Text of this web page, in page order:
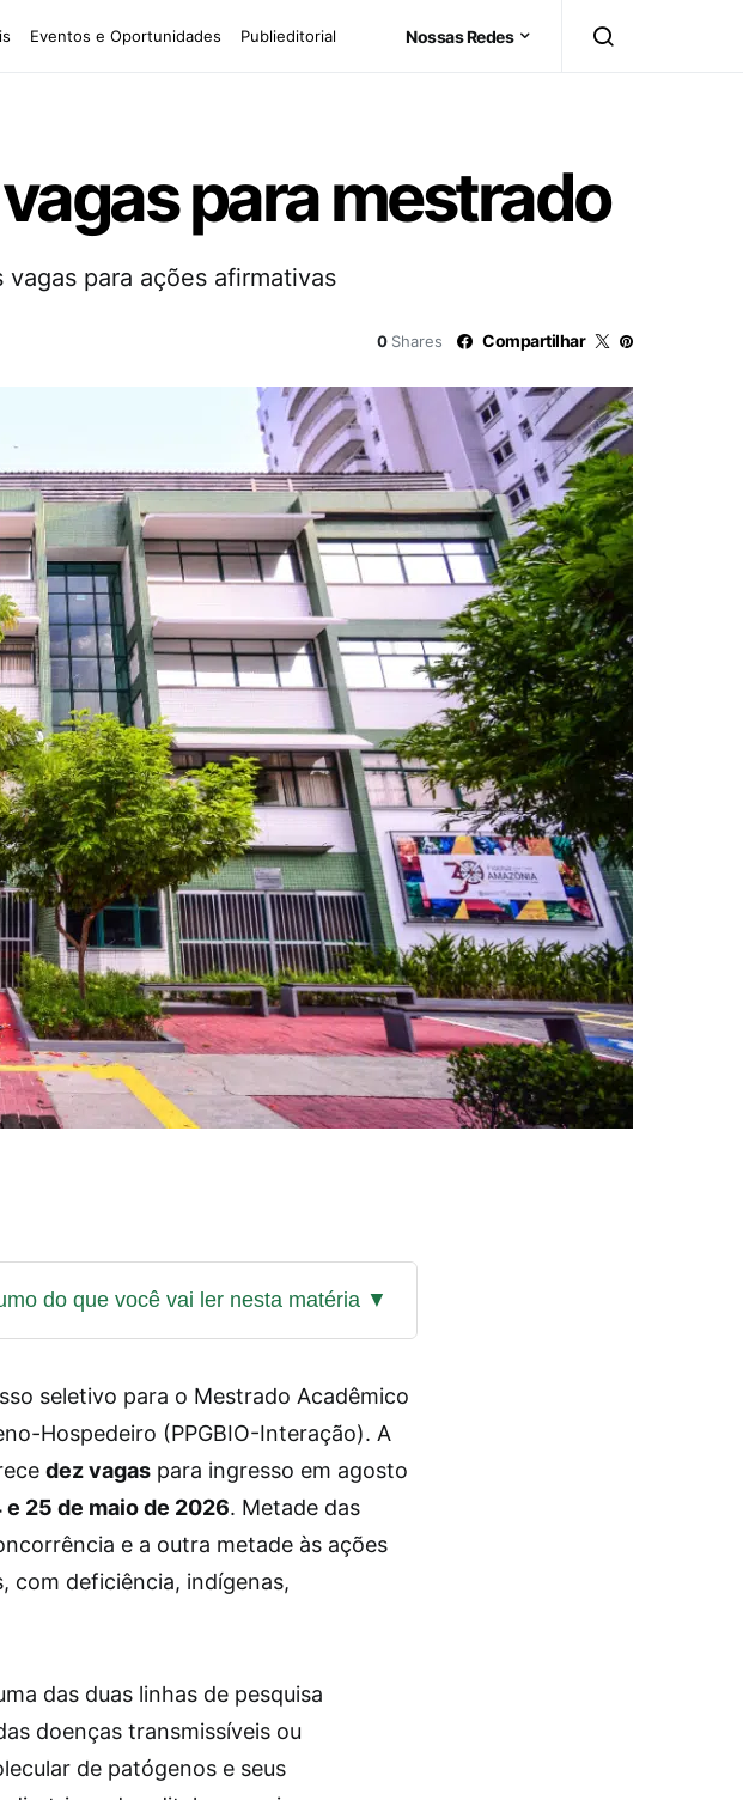
Eventos e Oportunidades Publieditorial Nossas Redes
para mestrado
para ações afirmativas
0 Shares Compartilhar
seletivo para o Mestrado Acadêmico
Hospedeiro (PPGBIO-Interação). A
dez vagas para ingresso em agosto
e 25 de maio de 2026. Metade das
e a outra metade às ações
com deficiência, indígenas,
das duas linhas de pesquisa
doenças transmissíveis ou
de patógenos e seus